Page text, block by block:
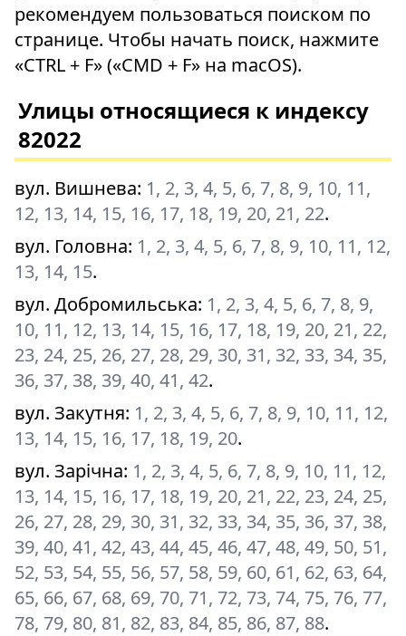
рекомендуем пользоваться поиском по
странице. Чтобы начать поиск, нажмите
«CTRL + F» («CMD + F» на macOS).
Улицы относящиеся к индексу
82022
вул. Вишнева: 1, 2, 3, 4, 5, 6, 7, 8, 9, 10, 11,
12, 13, 14, 15, 16, 17, 18, 19, 20, 21, 22.
вул. Головна: 1, 2, 3, 4, 5, 6, 7, 8, 9, 10, 11, 12,
13, 14, 15.
вул. Добромильська: 1, 2, 3, 4, 5, 6, 7, 8, 9,
10, 11, 12, 13, 14, 15, 16, 17, 18, 19, 20, 21, 22,
23, 24, 25, 26, 27, 28, 29, 30, 31, 32, 33, 34, 35,
36, 37, 38, 39, 40, 41, 42.
вул. Закутня: 1, 2, 3, 4, 5, 6, 7, 8, 9, 10, 11, 12,
13, 14, 15, 16, 17, 18, 19, 20.
вул. Зарічна: 1, 2, 3, 4, 5, 6, 7, 8, 9, 10, 11, 12,
13, 14, 15, 16, 17, 18, 19, 20, 21, 22, 23, 24, 25,
26, 27, 28, 29, 30, 31, 32, 33, 34, 35, 36, 37, 38,
39, 40, 41, 42, 43, 44, 45, 46, 47, 48, 49, 50, 51,
52, 53, 54, 55, 56, 57, 58, 59, 60, 61, 62, 63, 64,
65, 66, 67, 68, 69, 70, 71, 72, 73, 74, 75, 76, 77,
78, 79, 80, 81, 82, 83, 84, 85, 86, 87, 88.